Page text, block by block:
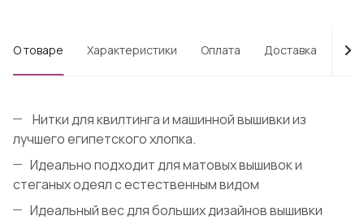
О товаре Характеристики Оплата Доставка
Нитки для квилтинга и машинной вышивки из
лучшего египетского хлопка.
Идеально подходит для матовых вышивок и
стеганых одеял с естественным видом
Идеальный вес для больших дизайнов вышивки